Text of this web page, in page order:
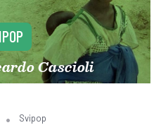
Cascioli
Svipop